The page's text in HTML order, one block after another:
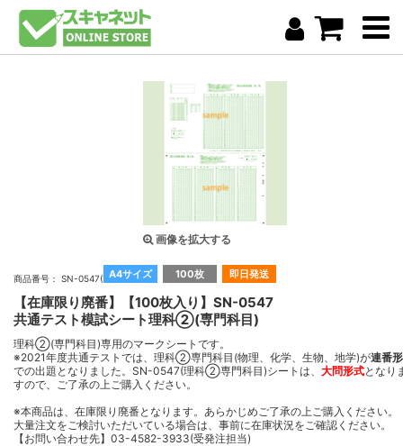
画像を拡大する
A4サイズ 100枚 即日発送
商品番号： SN-0547(100)
【在庫限り廃番】【100枚入り】SN-0547
共通テスト模試シート理科②(専門科目)
理科②(専門科目)専用のマークシートです。
※2021年度共通テストでは、理科②専門科目(物理、化学、生物、地学)が連番
での出題となりました。SN-0547(理科②専門科目)シートは、 大問形式となり
すので、ご了承の上ご購入ください。
※本商品は、在庫限り廃番となります。あらかじめご了承の上ご購入ください。
大量注文をご検討いただいている場合は、事前に在庫状況をご確認ください。
【お問い合わせ先】03-4582-3933(受発注担当)